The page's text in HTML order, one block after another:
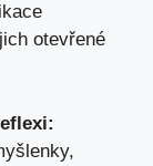
otevřené